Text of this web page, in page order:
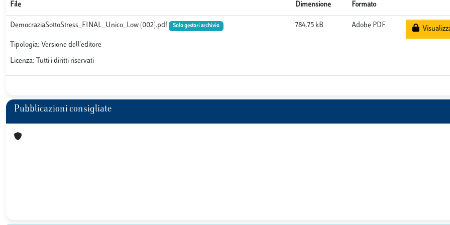
File Dimensione Formato
DemocraziaSottoStress_FINAL_Unico_Low (002).pdf Solo gestori archivio
Tipologia: Versione dell'editore
Licenza: Tutti i diritti riservati
784.75 kB Adobe PDF
Pubblicazioni consigliate